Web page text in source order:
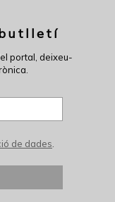
portal, deixeu-
de dades.